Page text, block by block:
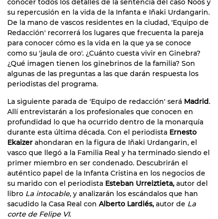
su repercusión en la vida de la Infanta e Iñaki Urdangarin.
De la mano de vascos residentes en la ciudad, 'Equipo de
Redacción' recorrerá los lugares que frecuenta la pareja
para conocer cómo es la vida en la que ya se conoce
como su 'jaula de oro'. ¿Cuánto cuesta vivir en Ginebra?
¿Qué imagen tienen los ginebrinos de la familia? Son
algunas de las preguntas a las que darán respuesta los
periodistas del programa.
La siguiente parada de 'Equipo de redacción' será Madrid.
Allí entrevistarán a los profesionales que conocen en
profundidad lo que ha ocurrido dentro de la monarquía
durante esta última década. Con el periodista Ernesto
Ekaizer ahondaran en la figura de Iñaki Urdangarin, el
vasco que llegó a la Familia Real y ha terminado siendo el
primer miembro en ser condenado. Descubrirán el
auténtico papel de la Infanta Cristina en los negocios de
su marido con el periodista Esteban Urreiztieta, autor del
libro La intocable, y analizarán los escándalos que han
sacudido la Casa Real con Alberto Lardiés, autor de La
corte de Felipe VI.